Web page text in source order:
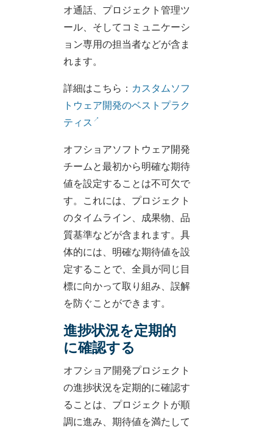
オ通話、プロジェクト管理ツ
ール、そしてコミュニケーシ
ョン専用の担当者などが含ま
れます。
詳細はこちら： カスタムソフ
トウェア開発のベストプラク
ティス
オフショアソフトウェア開発
チームと最初から明確な期待
値を設定することは不可欠で
す。これには、プロジェクト
のタイムライン、成果物、品
質基準などが含まれます。具
体的には、明確な期待値を設
定することで、全員が同じ目
標に向かって取り組み、誤解
を防ぐことができます。
進捗状況を定期的
に確認する
オフショア開発プロジェクト
の進捗状況を定期的に確認す
ることは、プロジェクトが順
調に進み、期待値を満たして